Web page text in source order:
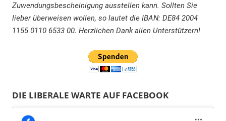
Zuwendungsbescheinigung ausstellen kann. Sollten Sie
lieber überweisen wollen, so lautet die IBAN: DE84 2004
1155 0110 6533 00. Herzlichen Dank allen Unterstützern!
DIE LIBERALE WARTE AUF FACEBOOK